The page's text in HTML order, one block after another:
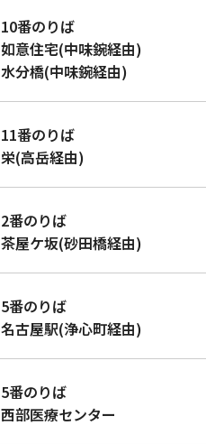
10番のりば
如意住宅(中味鋺経由)
水分橋(中味鋺経由)
11番のりば
栄(高岳経由)
2番のりば
茶屋ケ坂(砂田橋経由)
5番のりば
名古屋駅(浄心町経由)
5番のりば
西部医療センター